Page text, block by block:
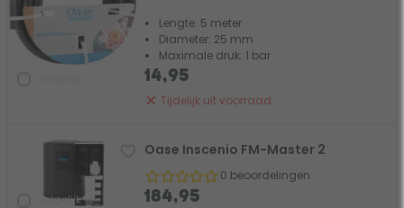
Lengte: 5 meter
Diameter: 25 mm
Maximale druk: 1 bar
Tijdelijk uit voorraad
14,95
Vergelijk
Oase Inscenio FM-Master 2
0 beoordelingen
184,95